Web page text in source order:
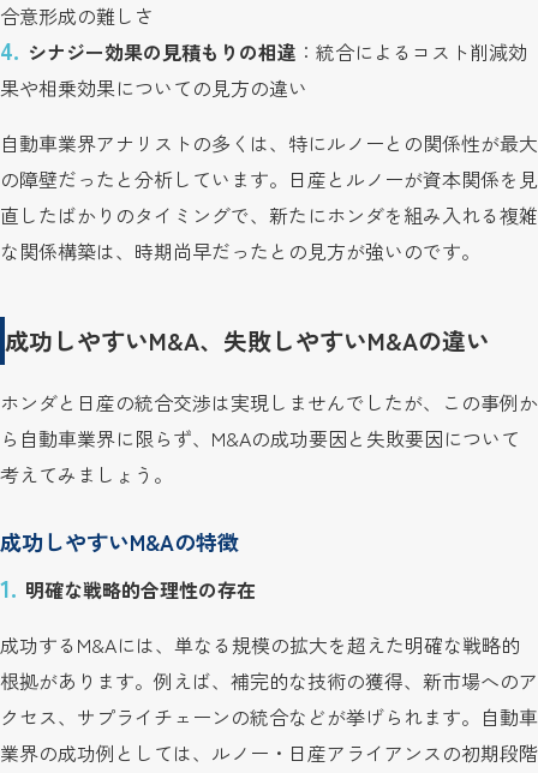
合意形成の難しさ
シナジー効果の見積もりの相違 ：統合によるコスト削減効
果や相乗効果についての見方の違い
自動車業界アナリストの多くは、特にルノーとの関係性が最大
の障壁だったと分析しています。日産とルノーが資本関係を見
直したばかりのタイミングで、新たにホンダを組み入れる複雑
な関係構築は、時期尚早だったとの見方が強いのです。
成功しやすいM&A、失敗しやすいM&Aの違い
ホンダと日産の統合交渉は実現しませんでしたが、この事例か
ら自動車業界に限らず、M&Aの成功要因と失敗要因について
考えてみましょう。
成功しやすいM&Aの特徴
明確な戦略的合理性の存在
成功するM&Aには、単なる規模の拡大を超えた明確な戦略的
根拠があります。例えば、補完的な技術の獲得、新市場へのア
クセス、サプライチェーンの統合などが挙げられます。自動車
業界の成功例としては、ルノー・日産アライアンスの初期段階